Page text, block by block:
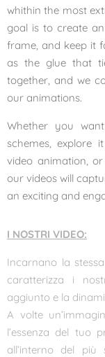
whithin the most
goal is to create
frame, and keep it
as the glue that
together, and we
our animations.
Whether you
schemes, explore
video animation,
our videos will
an exciting and
I NOSTRI VIDEO:
Incarnano la
caratterizza i
aggiunto e la
A volte
l’essenza del tuo
all’interno del più